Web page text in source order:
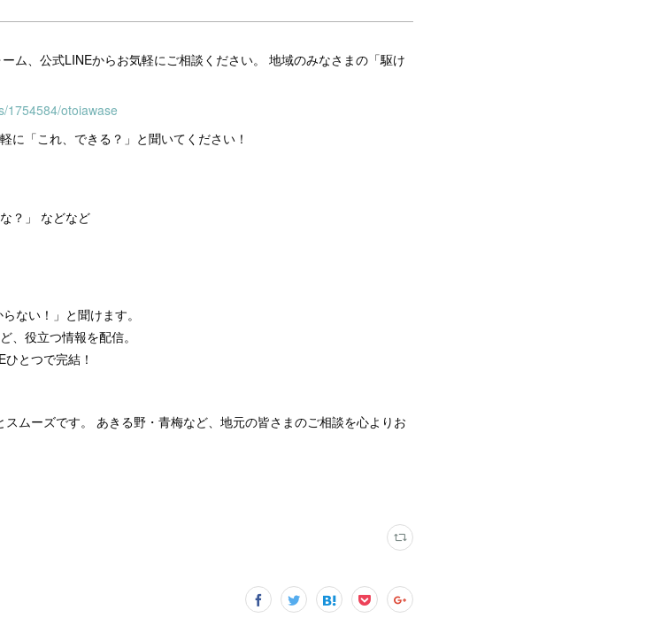
ム、公式LINEからお気軽にご相談ください。 地域のみなさまの「駆け
1754584/otoiawase
に「これ、できる？」と聞いてください！
？」 などなど
ない！」と聞けます。
、役立つ情報を配信。
とつで完結！
ムーズです。 あきる野・青梅など、地元の皆さまのご相談を心よりお